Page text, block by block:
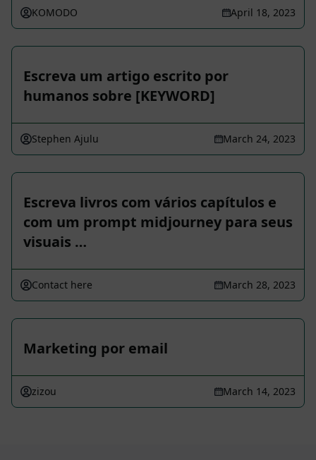
KOMODO April 18, 2023
Escreva um artigo escrito por
humanos sobre [KEYWORD]
Stephen Ajulu March 24, 2023
Escreva livros com vários capítulos e
com um prompt midjourney para seus
visuais …
Contact here March 28, 2023
Marketing por email
zizou March 14, 2023